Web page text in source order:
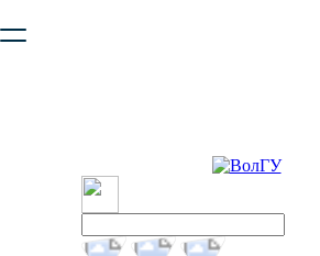
безопасную работу с сайтом. Пожалуйста